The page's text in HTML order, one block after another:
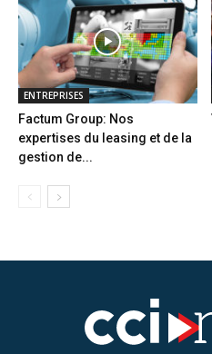
ENTREPRISES
Factum Group: Nos
expertises du leasing et de la
gestion de...